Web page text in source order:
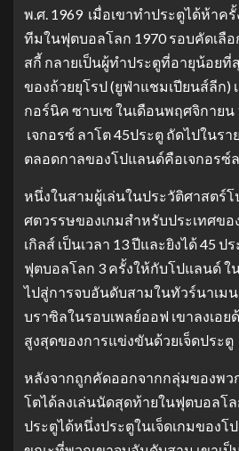
พ.ศ. 1969 เมื่อเขาทําประตูได้ห้าค
ทีมในฟุตบอลโลก 1970 รอบคัดเลื
สกี้ กลายเป็นผู้ทําประตูที่อายุน้อยที่
ของถ้วยยุโรป (ยูฟ่าแชมเปียนส์ลีก)
กอร์นิค ซาบเซ ในเดือนพฤศจิกายน
เจกอรซ์ ลาโต 45ประตู ถัดไปในร
ตลอดกาลของโปแลนด์คือเจกอรซ์
หนึ่งในสามผู้เล่นในประวัติศาสตร์
ศตวรรษของเกมสําหรับประเทศขอ
เกิลส์ เป็นเวลา 13 ปีและยิงได้ 45 ป
ฟุตบอลโลก 3 ครั้งให้กับโปแลนด์ ใ
ไปสู่การจบอันดับสามในทัวร์นาเม
บราซิลในรอบเพลย์ออฟ เขาลงเอย
สูงสุดของการแข่งขันด้วยเจ็ดประตู
หลังจากถูกคัดออกจากกลุ่มของพว
โตได้ลงเล่นนัดสุดท้ายในฟุตบอลโล
ประตูได้หนึ่งประตูในเจ็ดเกมของ